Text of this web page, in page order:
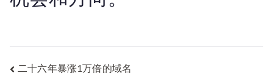
文二十六年暴涨1万倍的域名